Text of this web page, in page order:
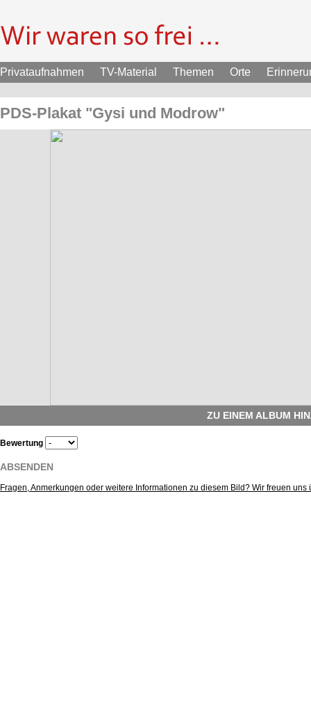
Privataufnahmen TV-Material Themen Orte
PDS-Plakat "Gysi und Modrow"
ZU EINEM ALBUM
Bewertung
ABSENDEN
Fragen, Anmerkungen oder weitere Informationen zu diesem Bild? Wir freuen uns